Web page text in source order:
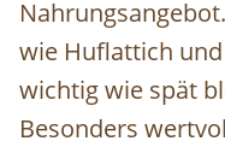
wie Huflattich
wichtig wie spät
Besonders